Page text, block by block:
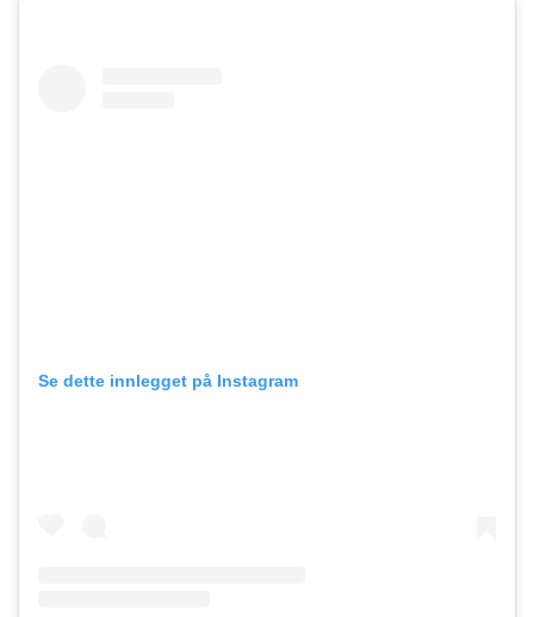
Se dette innlegget på Instagram